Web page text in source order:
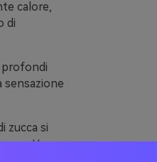
calore,
di
profondi
sensazione
zucca si
per